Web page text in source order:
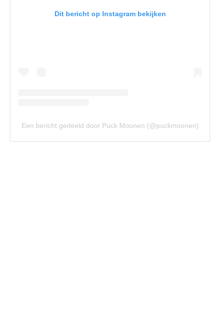
Dit bericht op Instagram bekijken
Een bericht gedeeld door Puck Moonen (@puckmoonen)